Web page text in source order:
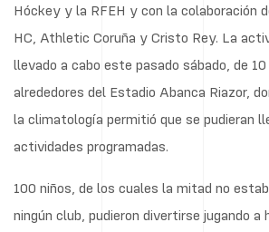
Hóckey y la RFEH y con la colaboración
HC, Athletic Coruña y Cristo Rey. La
llevado a cabo este pasado sábado, de
alrededores del Estadio Abanca Riazor,
la climatología permitió que se pudieran
actividades programadas.
100 niños, de los cuales la mitad no
ningún club, pudieron divertirse jugando a